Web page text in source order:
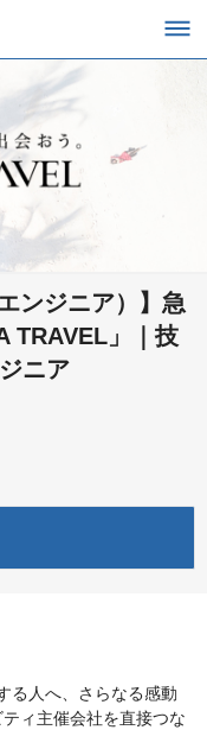
ンジニア）】急
TRAVEL」｜技
ニア
る人へ、さらなる感動
ィ主催会社を直接つな